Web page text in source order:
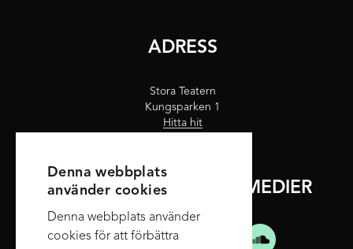
ADRESS
Stora Teatern
Kungsparken 1
Hitta hit
FÖLJ OSS PÅ SOCIALA MEDIER
Denna webbplats
använder cookies
Denna webbplats använder
cookies för att förbättra